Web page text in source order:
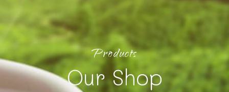
ายดี Products
Our Shop